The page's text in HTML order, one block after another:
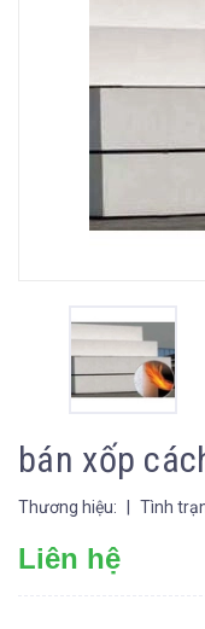
bán xốp
Thương hiệu: Tình
Liên hệ